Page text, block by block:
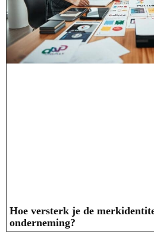
Hoe versterk je de
onderneming?